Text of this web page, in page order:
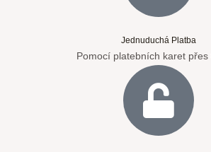
Jednuduchá Platba
Pomocí platebních karet přes